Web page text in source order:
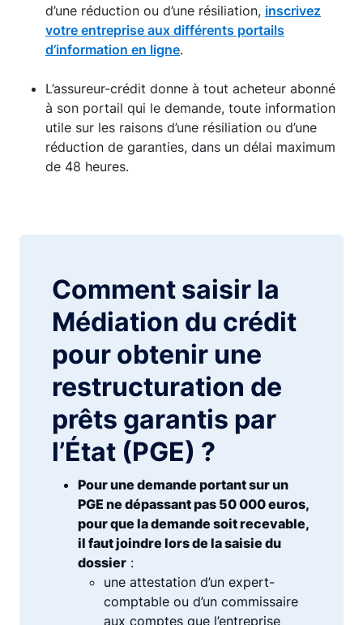
d’une réduction ou d’une résiliation, inscrivez
votre entreprise aux différents portails
d’information en ligne.
L’assureur-crédit donne à tout acheteur abonné
à son portail qui le demande, toute information
utile sur les raisons d’une résiliation ou d’une
réduction de garanties, dans un délai maximum
de 48 heures.
Comment saisir la
Médiation du crédit
pour obtenir une
restructuration de
prêts garantis par
l’État (PGE) ?
Pour une demande portant sur un
PGE ne dépassant pas 50 000 euros,
pour que la demande soit recevable,
il faut joindre lors de la saisie du
dossier :
une attestation d’un expert-
comptable ou d’un commissaire
aux comptes que l’entreprise